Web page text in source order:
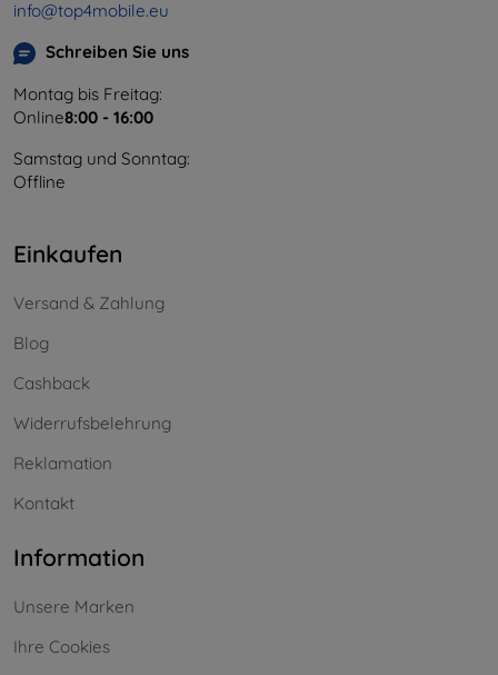
info@top4mobile.eu
Schreiben Sie uns
Montag bis Freitag:
Online8:00 - 16:00
Samstag und Sonntag:
Offline
Einkaufen
Versand & Zahlung
Blog
Cashback
Widerrufsbelehrung
Reklamation
Kontakt
Information
Unsere Marken
Ihre Cookies